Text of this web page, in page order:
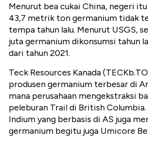
Menurut bea cukai China, negeri
43,7 metrik ton germanium tidak
tempa tahun lalu. Menurut USGS,
juta germanium dikonsumsi tahun
dari tahun 2021.
Teck Resources Kanada
produsen germanium terbesar di
mana perusahaan mengekstraksi
peleburan Trail di British Columbia.
Indium yang berbasis di AS juga
germanium begitu juga Umicore